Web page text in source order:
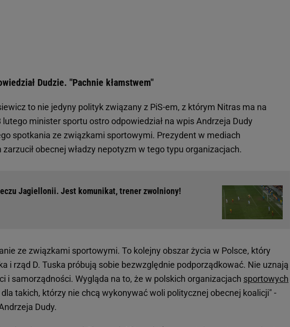
Dudzie. "Pachnie kłamstwem"
to nie jedyny polityk związany z PiS-em, z którym Nitras ma na
lutego minister sportu ostro odpowiedział na wpis Andrzeja Dudy
spotkania ze związkami sportowymi. Prezydent w mediach
zarzucił obecnej władzy nepotyzm w tego typu organizacjach.
Jagiellonii. Jest komunikat, trener zwolniony!
ze związkami sportowymi. To kolejny obszar życia w Polsce, który
i rząd D. Tuska próbują sobie bezwzględnie podporządkować. Nie uznają
i samorządności. Wygląda na to, że w polskich organizacjach sportowych
takich, którzy nie chcą wykonywać woli politycznej obecnej koalicji" -
Dudy.